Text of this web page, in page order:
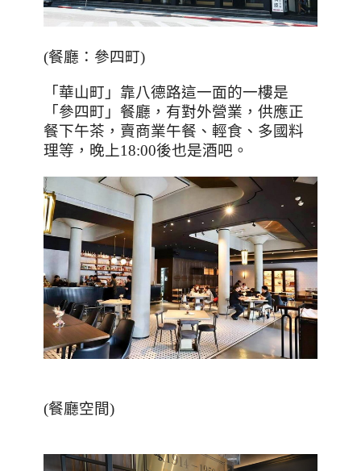
(餐廳：參四町)
「華山町」靠八德路這一面的一樓是
「參四町」餐廳，有對外營業，供應正
餐下午茶，賣商業午餐、輕食、多國料
理等，晚上18:00後也是酒吧。
(餐廳空間)